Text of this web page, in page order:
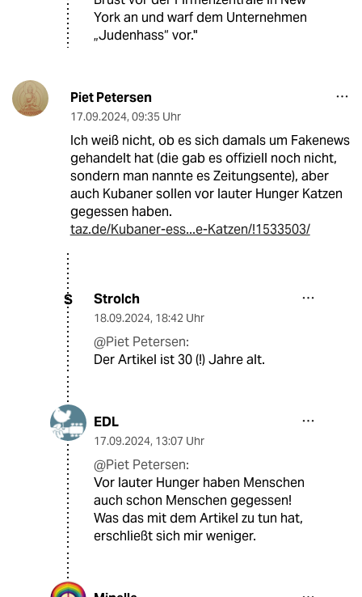
York an und warf dem Unternehmen
„Judenhass“ vor."
Piet Petersen
17.09.2024, 09:35 Uhr
Ich weiß nicht, ob es sich damals um Fakenews
gehandelt hat (die gab es offiziell noch nicht,
sondern man nannte es Zeitungsente), aber
auch Kubaner sollen vor lauter Hunger Katzen
gegessen haben.
taz.de/Kubaner-ess...e-Katzen/!1533503/
S Strolch
18.09.2024, 18:42 Uhr
@Piet Petersen:
Der Artikel ist 30 (!) Jahre alt.
EDL
17.09.2024, 13:07 Uhr
@Piet Petersen:
Vor lauter Hunger haben Menschen
auch schon Menschen gegessen!
Was das mit dem Artikel zu tun hat,
erschließt sich mir weniger.